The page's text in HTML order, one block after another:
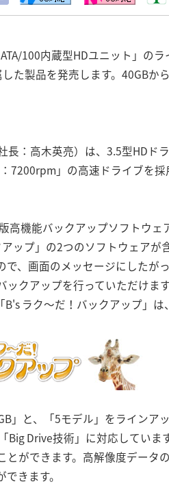
100内蔵型HDユニット」の
た製品を発売します。40GBか
：高木英亮）は、3.5型HDド
7200rpm」の高速ドライブを
機能バックアップソフトウェ
ップ」の2つのソフトウェア
、画面のメッセージにしたが
クアップを行っていただけま
ラク～だ！バックアップ」
」と、「5モデル」をライン
Drive技術」に対応していま
ができます。高解像度データ
きます。